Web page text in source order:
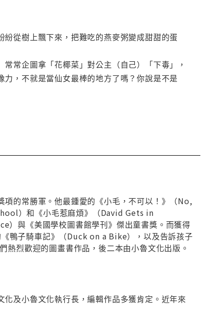
從樹上飄下來，把難吃的燕麥粥變成甜甜的蛋
常企圖拿「花椰菜」對公主（自己）「下毒」，
，不就是當仙女最棒的地方了嗎？你說是不是
的常勝軍。他最鍾愛的《小毛，不可以！》（No,
）和《小毛惹麻煩》（David Gets in
與《美國學校圖書館學刊》傑出童書獎。而獲得
鴨子騎車記》（Duck on a Bike），以及告訴孩子
烈歡迎的圖畫書作品，後二本由小魯文化出版。
及小魯文化執行長，編輯作品多獲肯定。近年來